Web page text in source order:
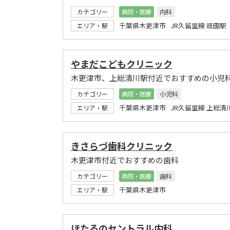
カテゴリー 病院・医療
内科
エリア・駅
千葉県木更津市 JR久留里線 祇園駅
やまだこどもクリニック
木更津市、上総清川駅付近でおすすめの小児
カテゴリー 病院・医療
小児科
エリア・駅
千葉県木更津市 JR久留里線 上総清
きさらづ歯科クリニック
木更津市付近でおすすめの歯科
カテゴリー 病院・医療
歯科
エリア・駅
千葉県木更津市